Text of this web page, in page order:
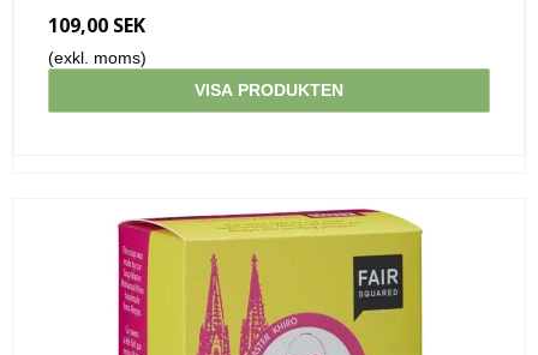
109,00 SEK
(exkl. moms)
VISA PRODUKTEN